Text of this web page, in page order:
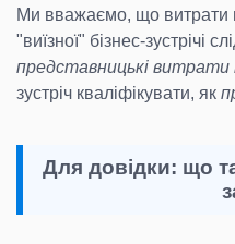
Ми вважаємо, що витрати
"виїзної" бізнес-зустрічі
представницькі витрати
зустріч кваліфікувати, як
Для довідки: що